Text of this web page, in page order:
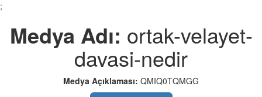
;
Medya Adı: ortak-velayet-
davasi-nedir
Medya Açıklaması: QMIQ0TQMGG